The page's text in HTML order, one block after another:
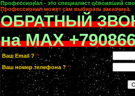
Профессионал - это специалист освоивший
Профессионал может сам выбирать заказчика.
ОБРАТНЫЙ
на MAX
Ваш Email ? *:
Ваш номер телефона ? *: